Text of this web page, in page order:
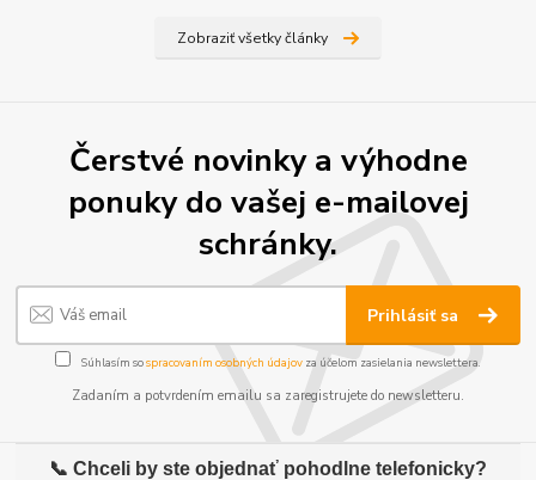
Zobraziť všetky články
Čerstvé novinky a výhodne
ponuky do vašej e-mailovej
schránky.
Prihlásiť sa
Súhlasím sospracovaním osobných údajov za účelom zasielania newslettera.
Zadaním a potvrdením emailu sa zaregistrujete do newsletteru.
📞 Chceli by ste objednať pohodlne telefonicky?